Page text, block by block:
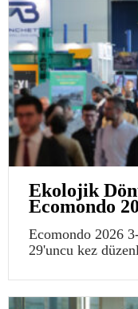
Ekolojik
Ecomondo
Ecomondo 2026
29'uncu kez